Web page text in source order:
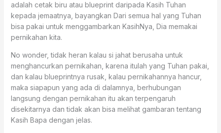
adalah cetak biru atau blueprint daripada Kasih Tuhan
kepada jemaatnya, bayangkan Dari semua hal yang Tuhan
bisa pakai untuk menggambarkan KasihNya, Dia memakai
pernikahan kita.
No wonder, tidak heran kalau si jahat berusaha untuk
menghancurkan pernikahan, karena itulah yang Tuhan pakai,
dan kalau blueprintnya rusak, kalau pernikahannya hancur,
maka siapapun yang ada di dalamnya, berhubungan
langsung dengan pernikahan itu akan terpengaruh
disekitarnya dan tidak akan bisa melihat gambaran tentang
Kasih Bapa dengan jelas.